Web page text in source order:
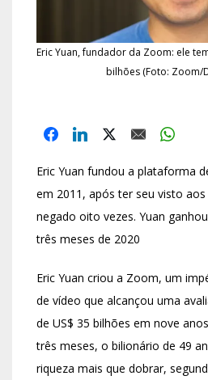
Eric Yuan, fundador da Zoom: ele
bilhões (Foto: Zoom/
Eric Yuan fundou a plataforma
em 2011, após ter seu visto
negado oito vezes. Yuan
três meses de 2020
Eric Yuan criou a Zoom, um
de vídeo que alcançou uma
de US$ 35 bilhões em nove
três meses, o bilionário de 49
riqueza mais que dobrar,